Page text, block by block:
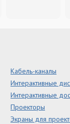
Кабель-каналы
Интерактивные
Интерактивные
Проекторы
Экраны для